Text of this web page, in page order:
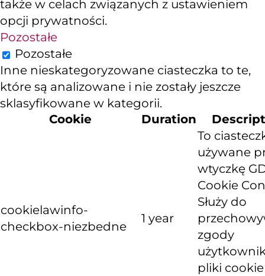
także w celach związanych z ustawieniem
opcji prywatności.
Pozostałe
Pozostałe
Inne nieskategoryzowane ciasteczka to te,
które są analizowane i nie zostały jeszcze
sklasyfikowane w kategorii.
Cookie
Duration
cookielawinfo-
checkbox-niezbedne
1 year
To
używane
wtyczkę
Cookie
Służy do
zgody
pliki